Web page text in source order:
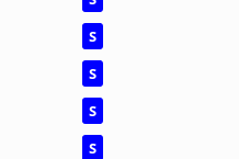
S
S
S
S